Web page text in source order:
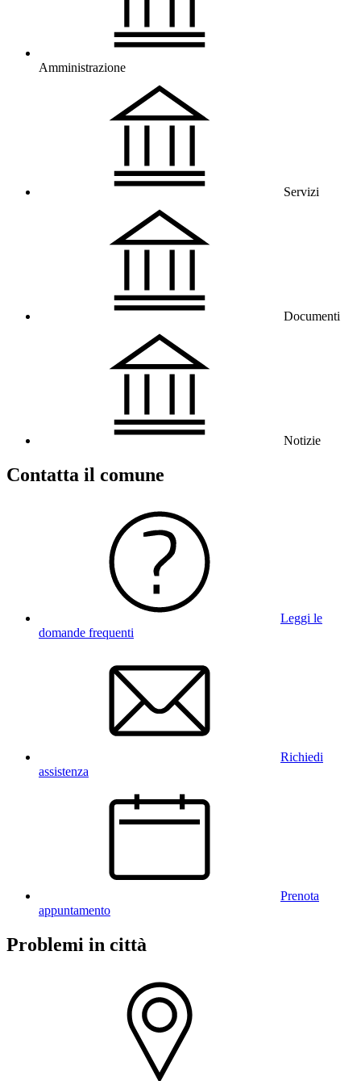
Amministrazione
Servizi
Documenti
Notizie
Contatta il comune
Leggi le
domande frequenti
Richiedi
assistenza
Prenota
appuntamento
Problemi in città